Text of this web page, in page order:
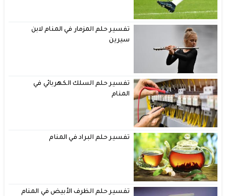
تفسير حلم المزمار في المنام لابن
سيرين
تفسير حلم السلك الكهربائي في
المنام
تفسير حلم البراد في المنام
تفسير حلم الظرف الأبيض في المنام